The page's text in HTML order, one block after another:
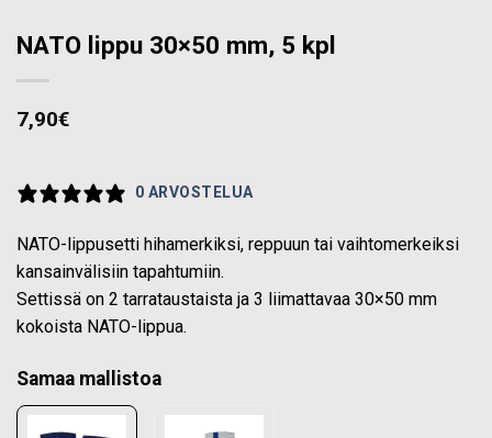
NATO lippu 30×50 mm, 5 kpl
7,90€
0 ARVOSTELUA
NATO-lippusetti hihamerkiksi, reppuun tai vaihtomerkeiksi
kansainvälisiin tapahtumiin.
Settissä on 2 tarrataustaista ja 3 liimattavaa 30×50 mm
kokoista NATO-lippua.
Samaa mallistoa